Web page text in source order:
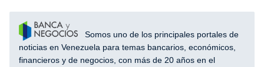
Somos uno de los principales portales de
noticias en Venezuela para temas bancarios, económicos,
financieros y de negocios, con más de 20 años en el